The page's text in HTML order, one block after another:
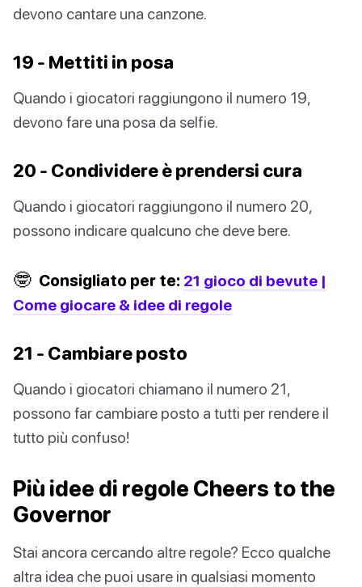
devono cantare una canzone.
19 - Mettiti in posa
Quando i giocatori raggiungono il numero 19,
devono fare una posa da selfie.
20 - Condividere è prendersi cura
Quando i giocatori raggiungono il numero 20,
possono indicare qualcuno che deve bere.
🤓 Consigliato per te: 21 gioco di bevute |
Come giocare & idee di regole
21 - Cambiare posto
Quando i giocatori chiamano il numero 21,
possono far cambiare posto a tutti per rendere il
tutto più confuso!
Più idee di regole Cheers to the
Governor
Stai ancora cercando altre regole? Ecco qualche
altra idea che puoi usare in qualsiasi momento